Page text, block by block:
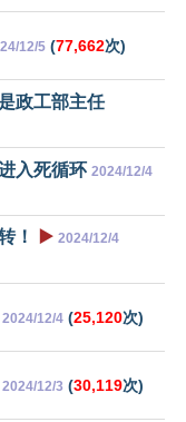
12/5 (77,662次)
政工部主任
入死循环 2024/12/4
！ ▶️ 2024/12/4
2024/12/4 (25,120次)
2024/12/3 (30,119次)